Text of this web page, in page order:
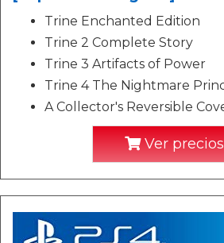
Trine Enchanted Edition
Trine 2 Complete Story
Trine 3 Artifacts of Power
Trine 4 The Nightmare
A Collector's Reversible
Ver